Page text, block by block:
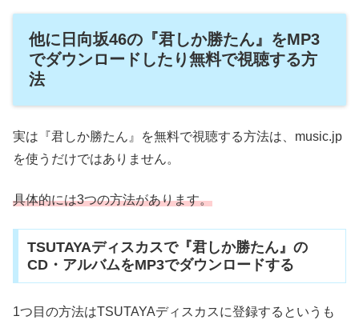
他に日向坂46の『君しか勝たん』をMP3
でダウンロードしたり無料で視聴する方
法
実は『君しか勝たん』を無料で視聴する方法は、music.jp
を使うだけではありません。
具体的には3つの方法があります。
TSUTAYAディスカスで『君しか勝たん』の
CD・アルバムをMP3でダウンロードする
1つ目の方法はTSUTAYAディスカスに登録するというも